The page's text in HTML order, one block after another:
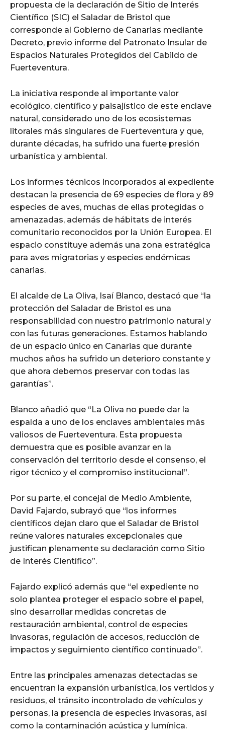
propuesta de la declaración de Sitio de Interés
Científico (SIC) el Saladar de Bristol que
corresponde al Gobierno de Canarias mediante
Decreto, previo informe del Patronato Insular de
Espacios Naturales Protegidos del Cabildo de
Fuerteventura.
La iniciativa responde al importante valor
ecológico, científico y paisajístico de este enclave
natural, considerado uno de los ecosistemas
litorales más singulares de Fuerteventura y que,
durante décadas, ha sufrido una fuerte presión
urbanística y ambiental.
Los informes técnicos incorporados al expediente
destacan la presencia de 69 especies de flora y 89
especies de aves, muchas de ellas protegidas o
amenazadas, además de hábitats de interés
comunitario reconocidos por la Unión Europea. El
espacio constituye además una zona estratégica
para aves migratorias y especies endémicas
canarias.
El alcalde de La Oliva, Isaí Blanco, destacó que “la
protección del Saladar de Bristol es una
responsabilidad con nuestro patrimonio natural y
con las futuras generaciones. Estamos hablando
de un espacio único en Canarias que durante
muchos años ha sufrido un deterioro constante y
que ahora debemos preservar con todas las
garantías”.
Blanco añadió que “La Oliva no puede dar la
espalda a uno de los enclaves ambientales más
valiosos de Fuerteventura. Esta propuesta
demuestra que es posible avanzar en la
conservación del territorio desde el consenso, el
rigor técnico y el compromiso institucional”.
Por su parte, el concejal de Medio Ambiente,
David Fajardo, subrayó que “los informes
científicos dejan claro que el Saladar de Bristol
reúne valores naturales excepcionales que
justifican plenamente su declaración como Sitio
de Interés Científico”.
Fajardo explicó además que “el expediente no
solo plantea proteger el espacio sobre el papel,
sino desarrollar medidas concretas de
restauración ambiental, control de especies
invasoras, regulación de accesos, reducción de
impactos y seguimiento científico continuado”.
Entre las principales amenazas detectadas se
encuentran la expansión urbanística, los vertidos y
residuos, el tránsito incontrolado de vehículos y
personas, la presencia de especies invasoras, así
como la contaminación acústica y lumínica.